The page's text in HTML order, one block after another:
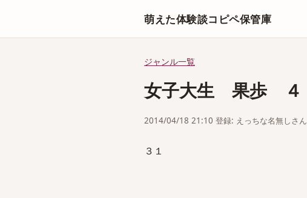
萌えた体験談コピペ保管庫
ジャンル一覧
女子大生 果歩 ４
2014/04/18 21:10 登録: えっちな名無しさん
３１